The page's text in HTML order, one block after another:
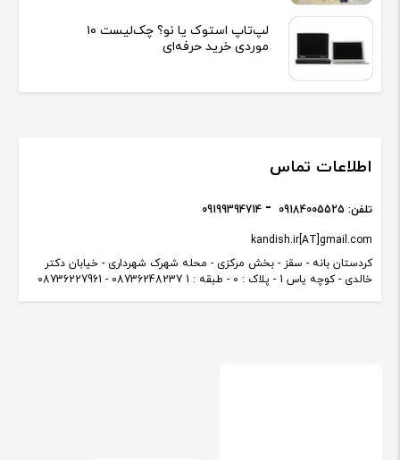
لپ‌تاپ استوک یا نو؟ چک‌لیست ۱۰
موردی خرید حرفه‌ای
اطلاعات تماس
کردستان بانه - سقز - بخش مرکزی - محله شهرک شهرداری - خیابان دکتر
خالدی - کوچه یاس 1 - پلاک : 0 - طبقه : 1 08736248237 - 08736227961
kandish.ir[AT]gmail.com
تلفن: 09184005525
09199394714